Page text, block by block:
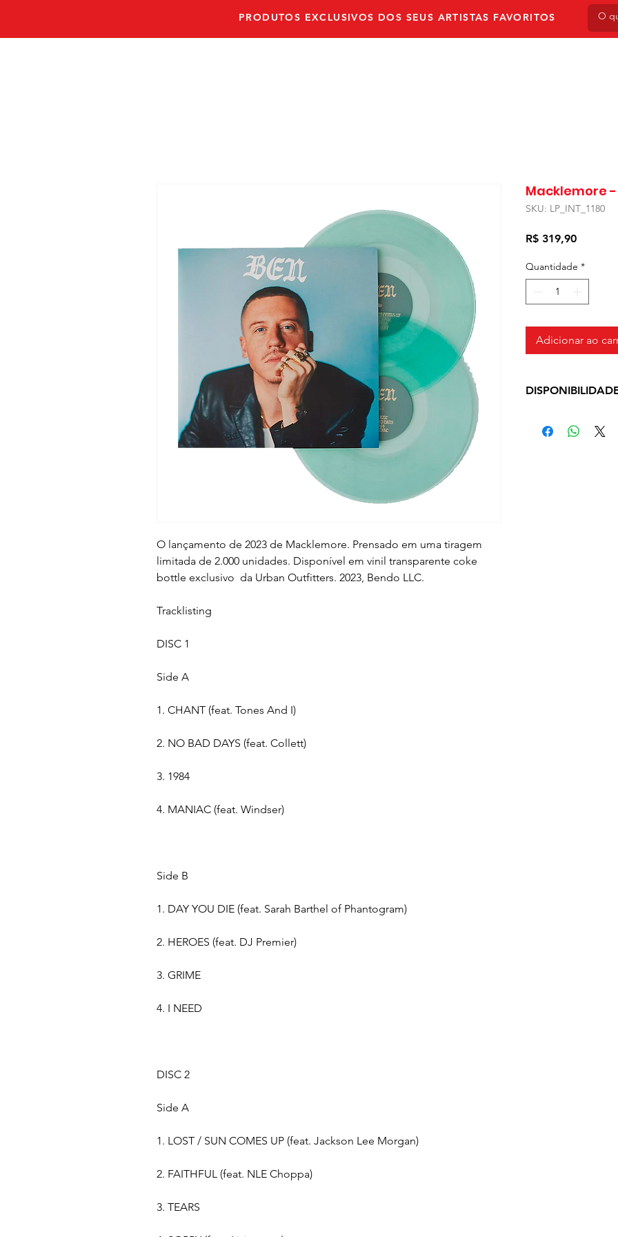
PRODUTOS EXCLUSIVOS DOS SEUS ARTISTAS FAVORITOS
O lançamento de 2023 de Macklemore. Prensado em uma tiragem
limitada de 2.000 unidades. Disponível em vinil transparente coke
bottle exclusivo da Urban Outfitters. 2023, Bendo LLC.
Tracklisting
DISC 1
Side A
1. CHANT (feat. Tones And I)
2. NO BAD DAYS (feat. Collett)
3. 1984
4. MANIAC (feat. Windser)
Side B
1. DAY YOU DIE (feat. Sarah Barthel of Phantogram)
2. HEROES (feat. DJ Premier)
3. GRIME
4. I NEED
DISC 2
Side A
1. LOST / SUN COMES UP (feat. Jackson Lee Morgan)
2. FAITHFUL (feat. NLE Choppa)
3. TEARS
Macklemore -
SKU: LP_INT_1180
R$ 319,90Preço
Quantidade *
Adicionar ao
método de envio